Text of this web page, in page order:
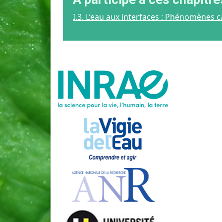
I.3. L’eau aux interfaces : Phénomènes